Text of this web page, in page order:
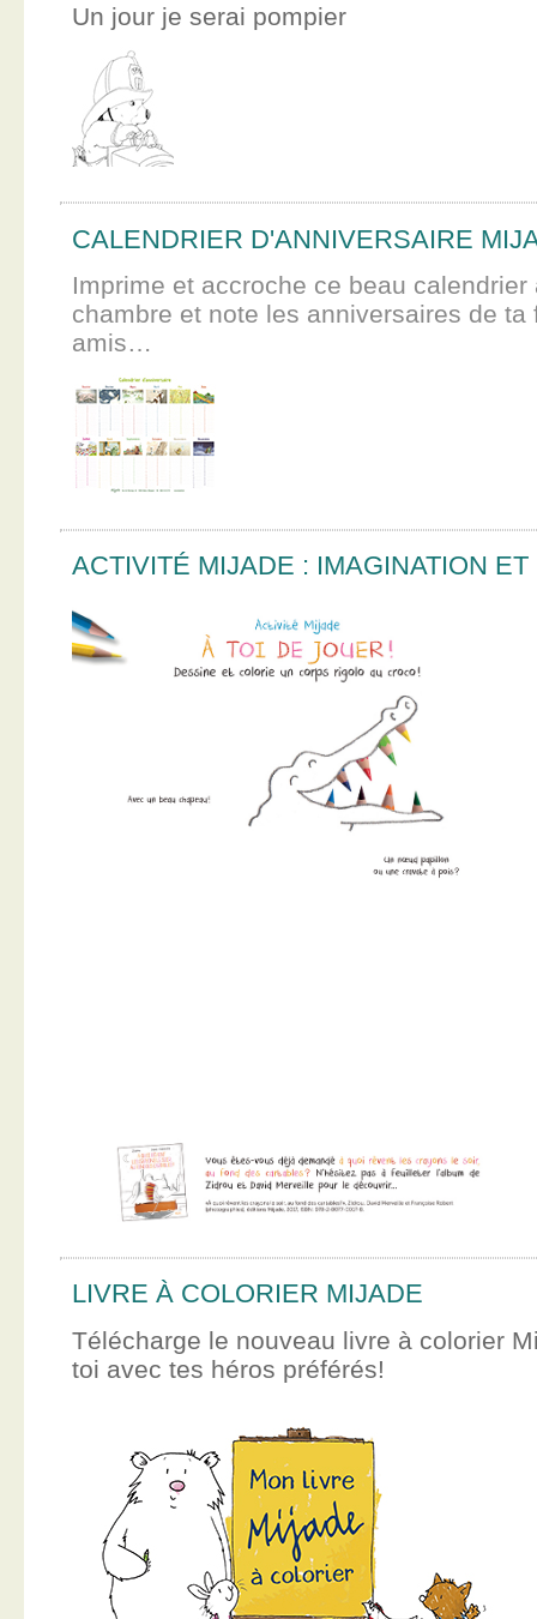
Un jour je serai pompier
CALENDRIER D'ANNIVERSAIRE
Imprime et accroche ce beau calendrier
chambre et note les anniversaires de ta
amis…
ACTIVITÉ MIJADE : IMAGINATION
LIVRE À COLORIER MIJADE
Télécharge le nouveau livre à colorier
toi avec tes héros préférés!